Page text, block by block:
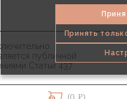
Принять
публичной
Статьи 437